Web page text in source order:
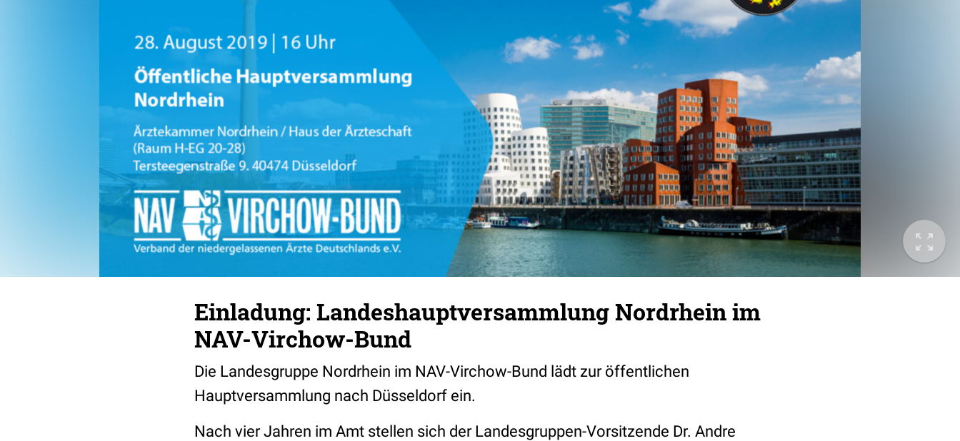
Einladung: Landeshauptversammlung Nordrhein im
NAV-Virchow-Bund
Die Landesgruppe Nordrhein im NAV-Virchow-Bund lädt zur öffentlichen
Hauptversammlung nach Düsseldorf ein.
Nach vier Jahren im Amt stellen sich der Landesgruppen-Vorsitzende Dr. Andre